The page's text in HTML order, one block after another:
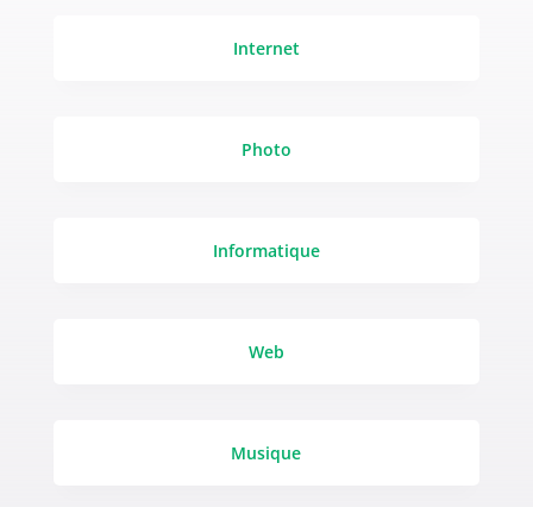
Internet
Photo
Informatique
Web
Musique